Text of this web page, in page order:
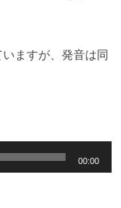
ますが、発音は同
00:00